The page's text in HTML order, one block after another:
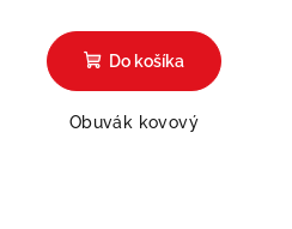
Do košíka
Obuvák kovový